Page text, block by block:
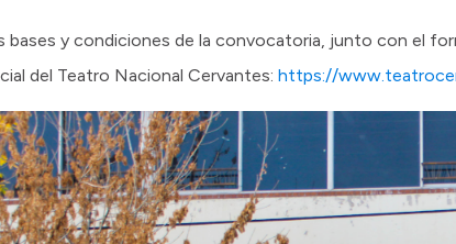
bases y condiciones de la convocatoria, junto con el
del Teatro Nacional Cervantes: https://